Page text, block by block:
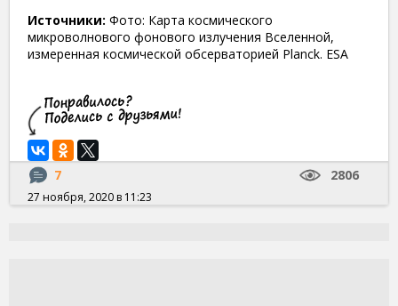
Источники: Фото: Карта космического
микроволнового фонового излучения Вселенной,
измеренная космической обсерваторией Planck. ESA
7 2806
27 ноября, 2020 в 11:23